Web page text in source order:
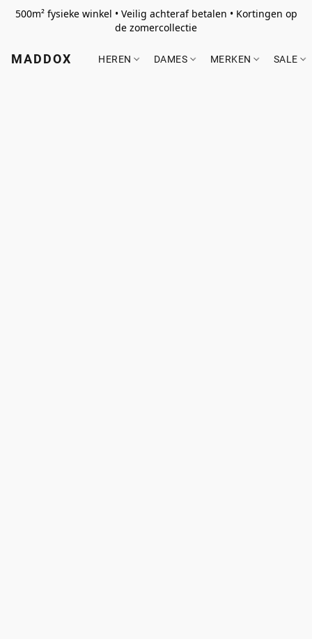
500m² fysieke winkel • Veilig achteraf betalen • Kortingen op
de zomercollectie
MADDOX HEREN DAMES MERKEN SALE